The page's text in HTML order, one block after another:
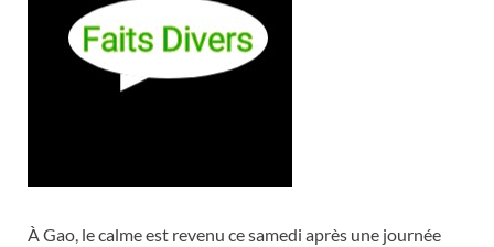
À Gao, le calme est revenu ce samedi après une journée